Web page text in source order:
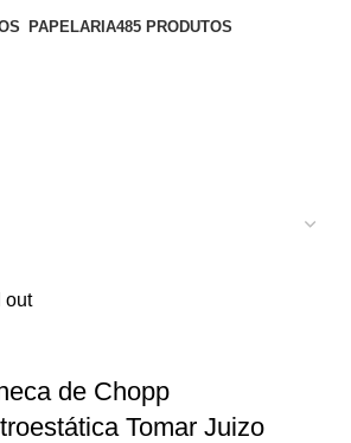
PAPELARIA485 PRODUTOS
out
de Chopp
Tomar Juizo